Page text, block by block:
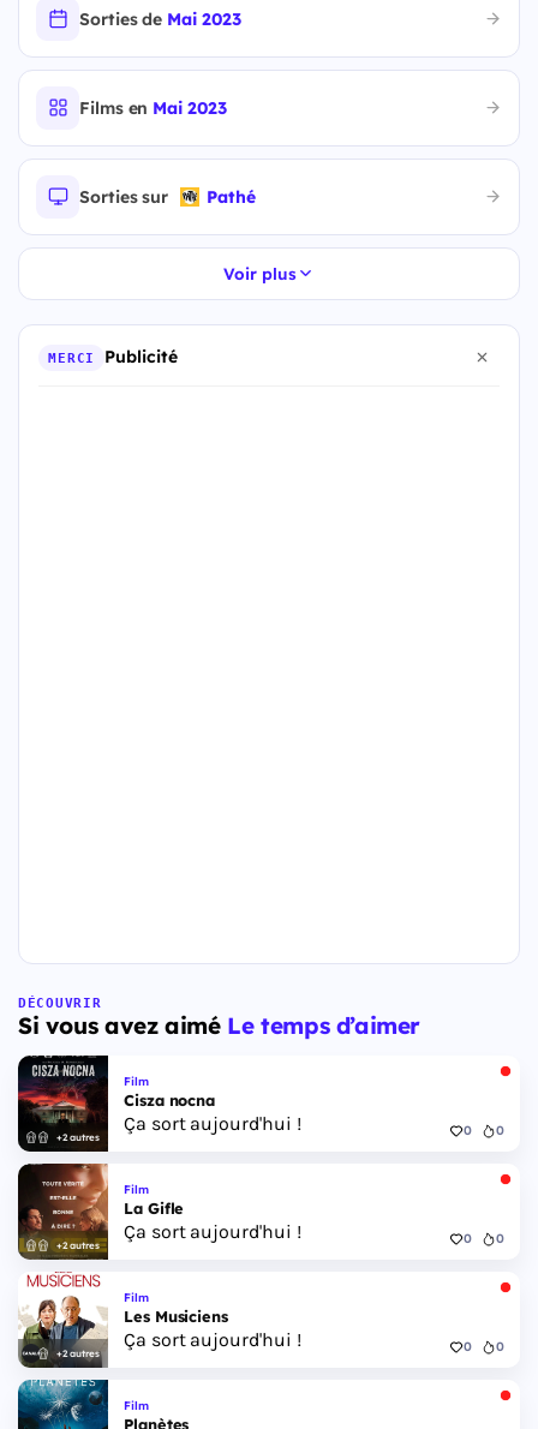
Sorties de Mai 2023
Films en Mai 2023
Sorties sur Pathé
Voir plus
MERCI Publicité
DÉCOUVRIR
Si vous avez aimé Le temps d’aimer
+2 autres
Film
Cisza nocna
Ça sort aujourd'hui ! 0 0
+2 autres
Film
La Gifle
Ça sort aujourd'hui ! 0 0
+2 autres
Film
Les Musiciens
Ça sort aujourd'hui ! 0 0
Film
Planètes